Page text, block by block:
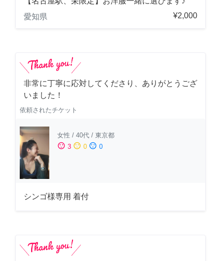
愛知県
¥2,000
非常に丁寧に応対してくださり、ありがとうござ
いました！
依頼されたチケット
女性 / 40代 / 東京都
sentiment_satisfied 3 sentiment_neutral 0 sentiment_dissatisfied 0
シンゴ様専用 着付